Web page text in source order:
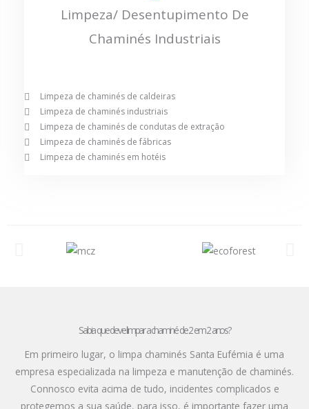
Limpeza/ Desentupimento De
Chaminés Industriais
Limpeza de chaminés de caldeiras
Limpeza de chaminés industriais
Limpeza de chaminés de condutas de extração
Limpeza de chaminés de fábricas
Limpeza de chaminés em hotéis
Sabia que deve limpar a chaminé de 2 em 2 anos?
Em primeiro lugar, o limpa chaminés Santa Eufémia é uma
empresa especializada na limpeza e manutenção de chaminés.
Connosco evita acima de tudo, incidentes complicados e
protegemos a sua saúde, para isso, é importante fazer uma